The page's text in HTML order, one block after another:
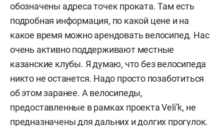
обозначены адреса точек проката. Там есть
подробная информация, по какой цене и на
какое время можно арендовать велосипед. Нас
очень активно поддерживают местные
казанские клубы. Я думаю, что без велосипеда
никто не останется. Надо просто позаботиться
об этом заранее. А велосипеды,
предоставленные в рамках проекта Veli’k, не
предназначены для дальних и долгих прогулок.